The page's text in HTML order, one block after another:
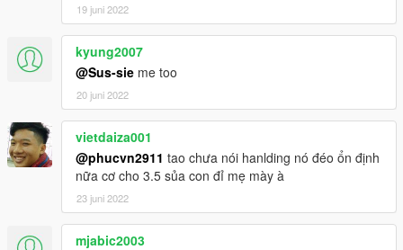
19 juni 2022
kyung2007
@Sus-sie me too
20 juni 2022
vietdaiza001
@phucvn2911 tao chưa nói hanlding nó đéo ổn định
nữa cơ cho 3.5 sủa con đỉ mẹ mày à
23 juni 2022
mjabic2003